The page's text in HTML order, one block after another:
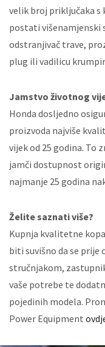
velik broj priključaka s
postati višenamjenski
odstranjivač trave,
plug ili vadilicu
Jamstvo životnog
Honda dosljedno
proizvoda najviše
vijek od 25 godina. To
jamči dostupnost
najmanje 25 godina
Želite saznati više?
Kupnja kvalitetne
biti suvišno da se prije
stručnjakom,
vaše potrebe te
pojedinih modela.
Power Equipment